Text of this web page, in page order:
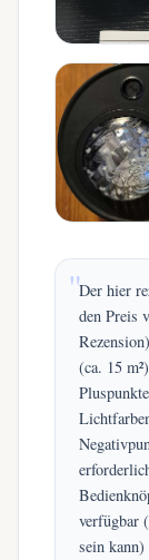
Der hier
den Preis
(ca. 15
verfügbar
sein